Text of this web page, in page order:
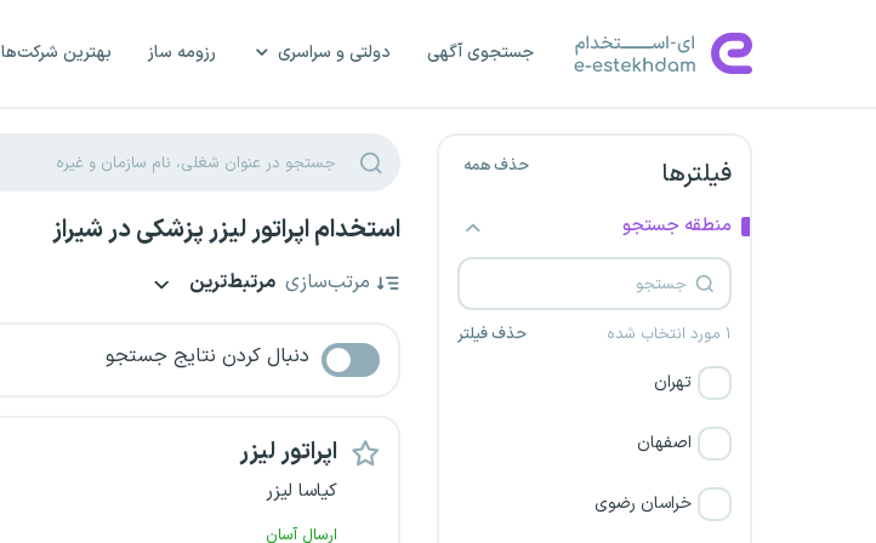
جستجوی آگهی دولتی و سراسری رزومه ساز بهترین شرکت‌ها
فیلترها حذف همه
منطقه جستجو
۱ مورد انتخاب شده حذف فیلتر
تهران
اصفهان
خراسان رضوی
استخدام اپراتور لیزر پزشکی در شیراز
مرتب‌سازی مرتبط‌ترین
دنبال کردن نتایج جستجو
اپراتور لیزر
کیاسا لیزر
ارسال آسان